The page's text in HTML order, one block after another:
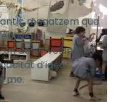
antic magatzem que
i
desenvolupar la
d’idear